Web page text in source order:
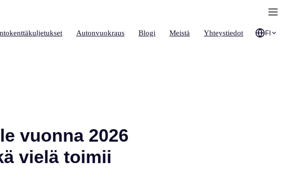
Autonvuokraus Blogi Meistä Yhteystiedot FI
vuonna 2026
vielä toimii